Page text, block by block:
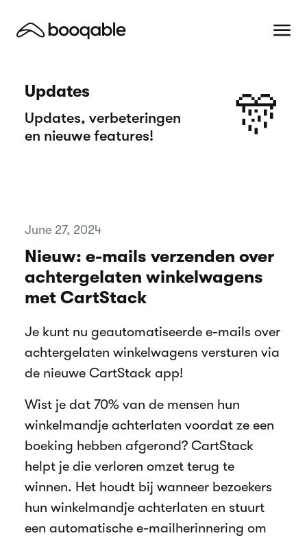
Updates
Updates, verbeteringen
en nieuwe features!
🎊
June 27, 2024
Nieuw: e-mails verzenden over
achtergelaten winkelwagens
met CartStack
Je kunt nu geautomatiseerde e-mails over
achtergelaten winkelwagens versturen via
de nieuwe CartStack app!
Wist je dat 70% van de mensen hun
winkelmandje achterlaten voordat ze een
boeking hebben afgerond? CartStack
helpt je die verloren omzet terug te
winnen. Het houdt bij wanneer bezoekers
hun winkelmandje achterlaten en stuurt
een automatische e-mailherinnering om